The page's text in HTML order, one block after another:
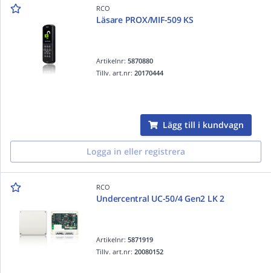
RCO
Läsare PROX/MIF-509 KS
Artikelnr:5870880
Tillv. art.nr:20170444
Lägg till i kundvagn
Logga in eller registrera
RCO
Undercentral UC-50/4 Gen2 LK 2
Artikelnr:5871919
Tillv. art.nr:20080152